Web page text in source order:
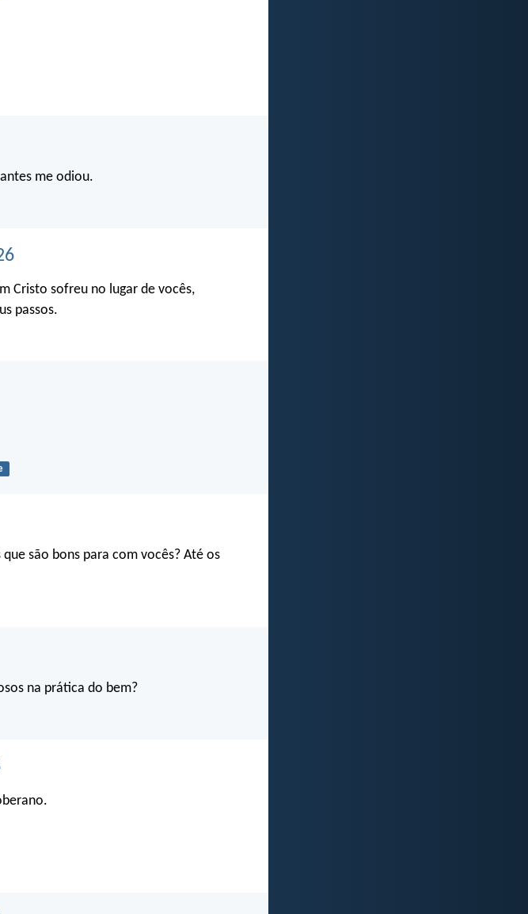
me odiou.
Cristo sofreu no lugar de vocês,
passos.
são bons para com vocês? Até os
na prática do bem?